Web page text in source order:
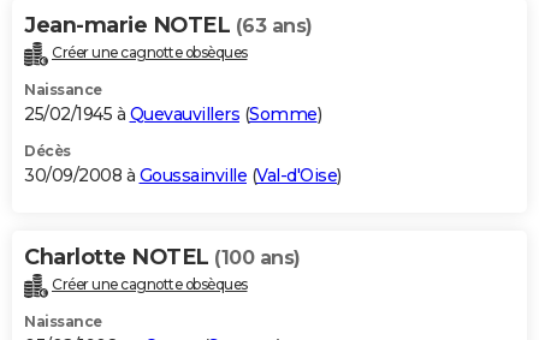
Jean-marie NOTEL (63 ans)
Créer une cagnotte obsèques
Naissance
25/02/1945 à Quevauvillers (Somme)
Décès
30/09/2008 à Goussainville (Val-d'Oise)
Charlotte NOTEL (100 ans)
Créer une cagnotte obsèques
Naissance